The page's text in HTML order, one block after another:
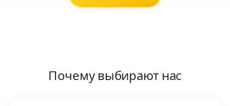
Почему выбирают нас